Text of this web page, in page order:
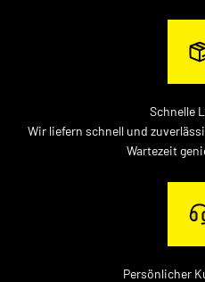
Schnelle
Wir liefern schnell und
Wartezeit
Persönlicher